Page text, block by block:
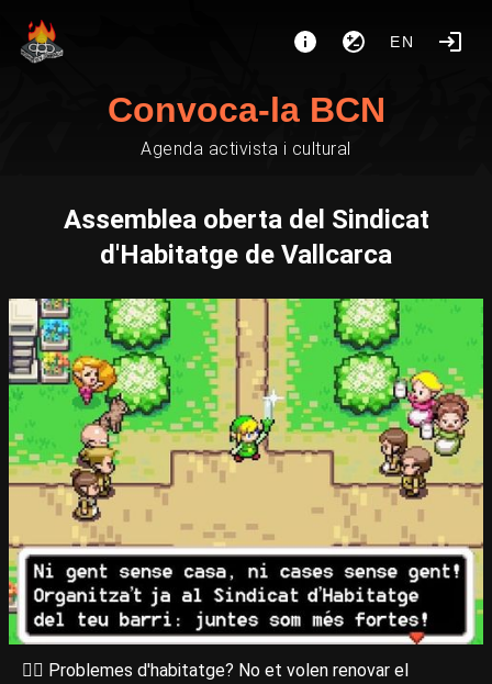
EN
Convoca-la BCN
Agenda activista i cultural
Assemblea oberta del Sindicat
d'Habitatge de Vallcarca
😵‍💫 Problemes d'habitatge? No et volen renovar el